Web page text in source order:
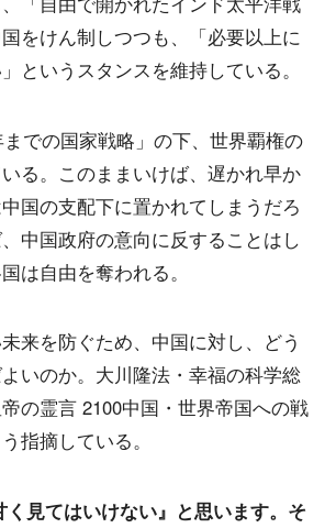
をけん制しつつも、「必要以上に
というスタンスを維持している。
での国家戦略」の下、世界覇権の
る。このままいけば、遅かれ早か
国の支配下に置かれてしまうだろ
中国政府の意向に反することはし
は自由を奪われる。
来を防ぐため、中国に対し、どう
いのか。大川隆法・幸福の科学総
の霊言 2100中国・世界帝国への戦
指摘している。
く見てはいけない』と思います。そ